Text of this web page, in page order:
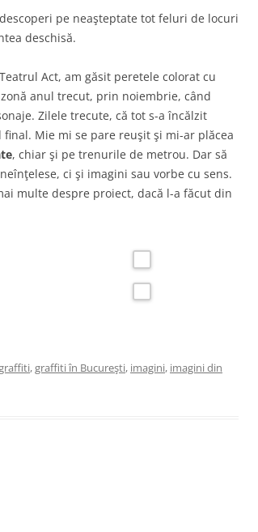
pe neaşteptate tot feluri de locuri
deschisă.
Act, am găsit peretele colorat cu
anul trecut, prin noiembrie, când
Zilele trecute, că tot s-a încălzit
Mie mi se pare reuşit şi mi-ar plăcea
, chiar şi pe trenurile de metrou. Dar să
ci şi imagini sau vorbe cu sens.
multe despre proiect, dacă l-a făcut din
,graffiti în Bucureşti, imagini, imagini din